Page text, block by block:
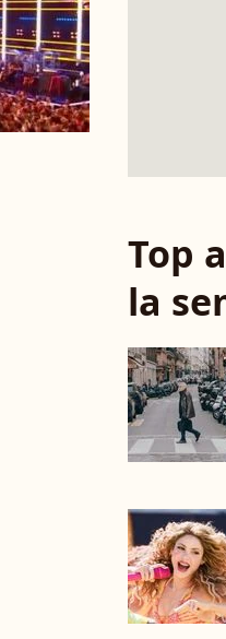
Top
la